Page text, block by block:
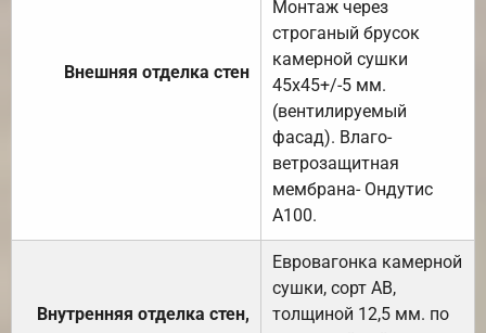
Внешняя отделка стен
Монтаж через
строганый брусок
камерной сушки
45х45+/-5 мм.
(вентилируемый
фасад). Влаго-
ветрозащитная
мембрана- Ондутис
А100.
Внутренняя отделка стен,
Евровагонка камерной
сушки, сорт АВ,
толщиной 12,5 мм. по